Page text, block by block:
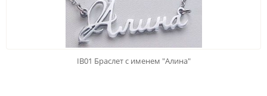
IB01 Браслет с именем "Алина"